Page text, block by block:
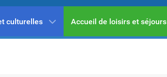
culturelles Accueil de loisirs et séjours